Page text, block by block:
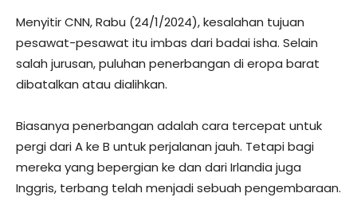
Menyitir CNN, Rabu (24/1/2024), kesalahan tujuan
pesawat-pesawat itu imbas dari badai isha. Selain
salah jurusan, puluhan penerbangan di eropa barat
dibatalkan atau dialihkan.
Biasanya penerbangan adalah cara tercepat untuk
pergi dari A ke B untuk perjalanan jauh. Tetapi bagi
mereka yang bepergian ke dan dari Irlandia juga
Inggris, terbang telah menjadi sebuah pengembaraan.